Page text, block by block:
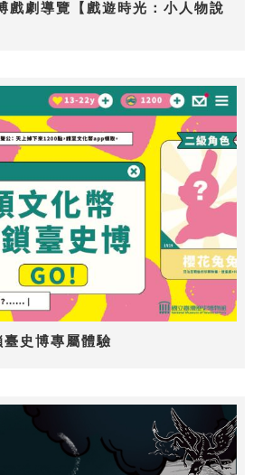
戲劇導覽【戲遊時光：小人物說
史博專屬體驗